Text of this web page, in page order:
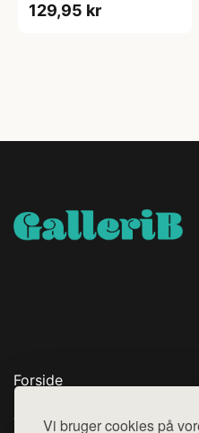
Vi bruger cookies på
129,95 kr
Forside
Top Rabatter